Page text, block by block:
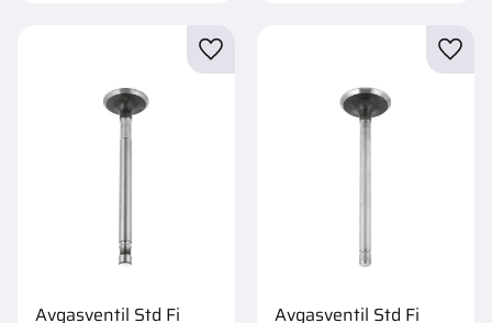
Avgasventil Std Fi
Lägg till i favoriter
Avgasventil Std Fi